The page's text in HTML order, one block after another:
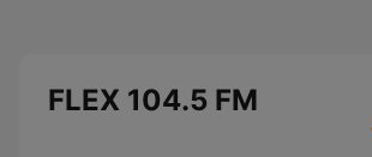
FLEX 104.5 FM